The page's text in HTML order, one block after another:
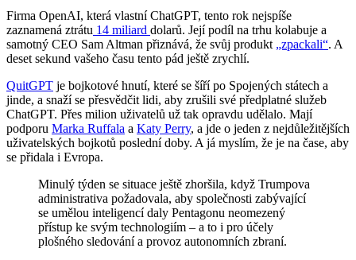
Firma OpenAI, která vlastní ChatGPT, tento rok nejspíše
zaznamená ztrátu 14 miliard dolarů. Její podíl na trhu kolabuje a
samotný CEO Sam Altman přiznává, že svůj produkt „zpackali“. A
deset sekund vašeho času tento pád ještě zrychlí.
QuitGPT je bojkotové hnutí, které se šíří po Spojených státech a
jinde, a snaží se přesvědčit lidi, aby zrušili své předplatné služeb
ChatGPT. Přes milion uživatelů už tak opravdu udělalo. Mají
podporu Marka Ruffala a Katy Perry, a jde o jeden z nejdůležitějších
uživatelských bojkotů poslední doby. A já myslím, že je na čase, aby
se přidala i Evropa.
Minulý týden se situace ještě zhoršila, když Trumpova
administrativa požadovala, aby společnosti zabývající
se umělou inteligencí daly Pentagonu neomezený
přístup ke svým technologiím – a to i pro účely
plošného sledování a provoz autonomních zbraní.